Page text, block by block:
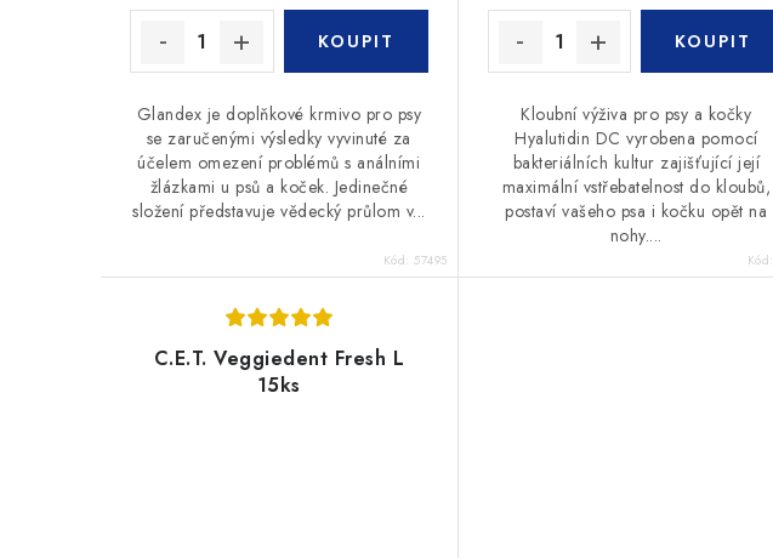
Glandex je doplňkové krmivo pro psy
se zaručenými výsledky vyvinuté za
účelem omezení problémů s análními
žlázkami u psů a koček. Jedinečné
složení představuje vědecký průlom v...
Kód: 57495
Kloubní výživa pro psy a kočky
Hyalutidin DC vyrobena pomocí
bakteriálních kultur zajišťující její
maximální vstřebatelnost do kloubů,
postaví vašeho psa i kočku opět na
nohy....
Kód:
C.E.T. Veggiedent Fresh L
15ks